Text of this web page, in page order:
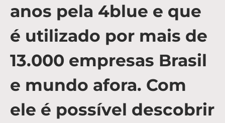
anos pela 4blue e que
é utilizado por mais de
13.000 empresas Brasil
e mundo afora. Com
ele é possível descobrir